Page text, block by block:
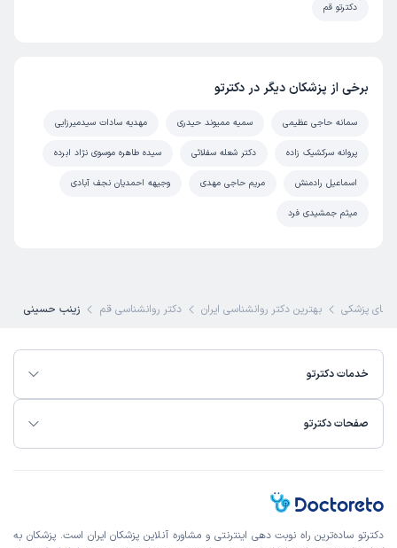
دکترتو قم
برخی از پزشکان دیگر در دکترتو
سمانه حاجی عظیمی سمیه ممیوند حیدری مهدیه سادات سیدمیرزایی
پروانه سرکشیک زاده دکتر شعله سفلائی سیده طاهره موسوی نژاد ابرده
اسماعیل رادمنش مریم حاجی مهدی وجیهه احمدیان نجف آبادی
میثم جمشیدی فرد
پزشکی بهترین دکتر روانشناسی ایران دکتر روانشناسی قم زینب حسینی
خدمات دکترتو
صفحات دکترتو
دکترتو ساده‌ترین راه نوبت‌ دهی اینترنتی و مشاوره آنلاین پزشکان ایران است. پزشکان به